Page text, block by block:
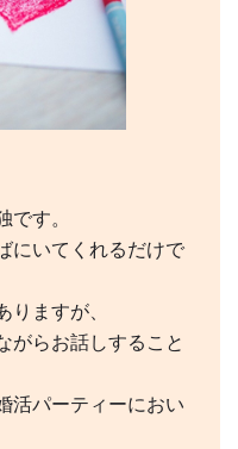
す。
にいてくれるだけで
ますが、
がらお話しすること
活パーティーにおい